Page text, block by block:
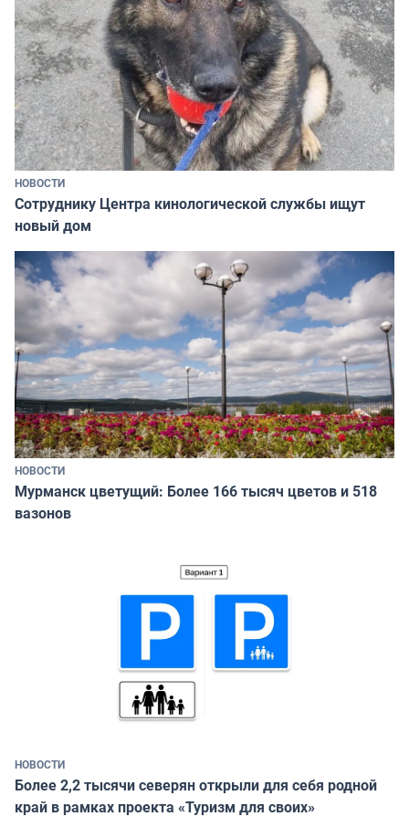
НОВОСТИ
Сотруднику Центра кинологической службы ищут
новый дом
НОВОСТИ
Мурманск цветущий: Более 166 тысяч цветов и 518
вазонов
НОВОСТИ
Более 2,2 тысячи северян открыли для себя родной
край в рамках проекта «Туризм для своих»